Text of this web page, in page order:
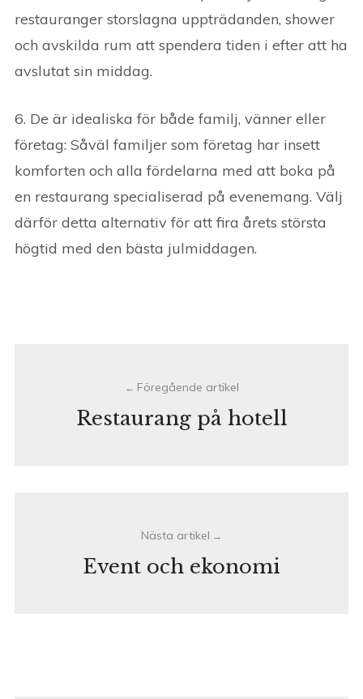
restauranger storslagna uppträdanden, shower
och avskilda rum att spendera tiden i efter att ha
avslutat sin middag.
6. De är idealiska för både familj, vänner eller
företag: Såväl familjer som företag har insett
komforten och alla fördelarna med att boka på
en restaurang specialiserad på evenemang. Välj
därför detta alternativ för att fira årets största
högtid med den bästa julmiddagen.
navigation
Restaurang på hotell
Event och ekonomi